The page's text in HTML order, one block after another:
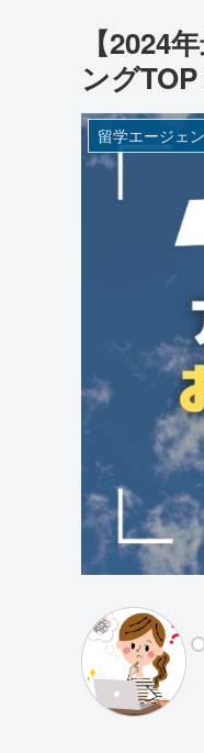
【2024
ングTOP
留学エージェ